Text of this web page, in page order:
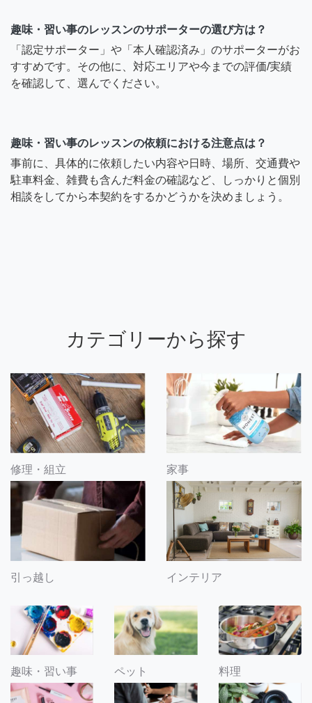
趣味・習い事のレッスンのサポーターの選び方は？
「認定サポーター」や「本人確認済み」のサポーターがお
すすめです。その他に、対応エリアや今までの評価/実績
を確認して、選んでください。
趣味・習い事のレッスンの依頼における注意点は？
事前に、具体的に依頼したい内容や日時、場所、交通費や
駐車料金、雑費も含んだ料金の確認など、しっかりと個別
相談をしてから本契約をするかどうかを決めましょう。
カテゴリーから探す
修理・組立 家事
引っ越し インテリア
趣味・習い事 ペット 料理